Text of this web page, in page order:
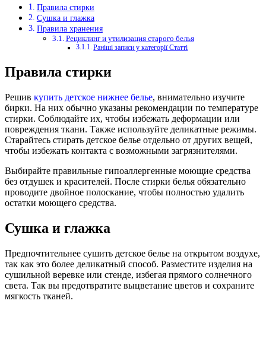
Правила стирки
Сушка и глажка
Правила хранения
Рециклинг и утилизация старого белья
Раніші записи у категорії Статті
Правила стирки
Решив купить детское нижнее белье, внимательно изучите
бирки. На них обычно указаны рекомендации по температуре
стирки. Соблюдайте их, чтобы избежать деформации или
повреждения ткани. Также используйте деликатные режимы.
Старайтесь стирать детское белье отдельно от других вещей,
чтобы избежать контакта с возможными загрязнителями.
Выбирайте правильные гипоаллергенные моющие средства
без отдушек и красителей. После стирки белья обязательно
проводите двойное полоскание, чтобы полностью удалить
остатки моющего средства.
Сушка и глажка
Предпочтительнее сушить детское белье на открытом воздухе,
так как это более деликатный способ. Разместите изделия на
сушильной веревке или стенде, избегая прямого солнечного
света. Так вы предотвратите выцветание цветов и сохраните
мягкость тканей.